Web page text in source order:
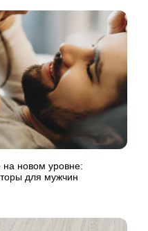
на новом уровне:
для мужчин